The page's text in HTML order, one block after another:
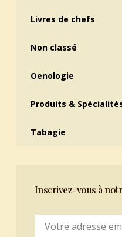
Livres de chefs
Non classé
Oenologie
Produits &
Tabagie
Inscrivez-vous à